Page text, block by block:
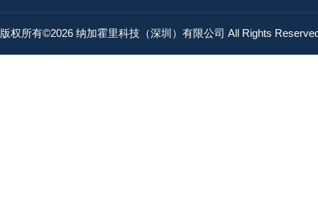
版权所有©2026 纳加霍里科技（深圳）有限公司 All Rights